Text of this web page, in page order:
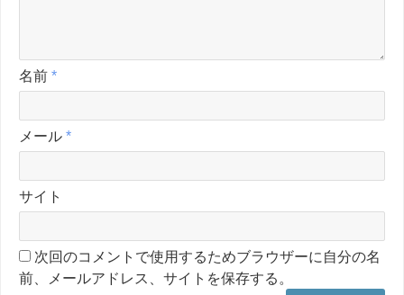
名前 *
メール *
サイト
次回のコメントで使用するためブラウザーに自分の名
前、メールアドレス、サイトを保存する。